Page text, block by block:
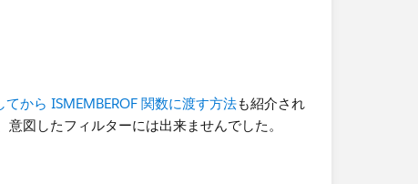
から ISMEMBEROF 関数に渡す方法も紹介され
図したフィルターには出来ませんでした。